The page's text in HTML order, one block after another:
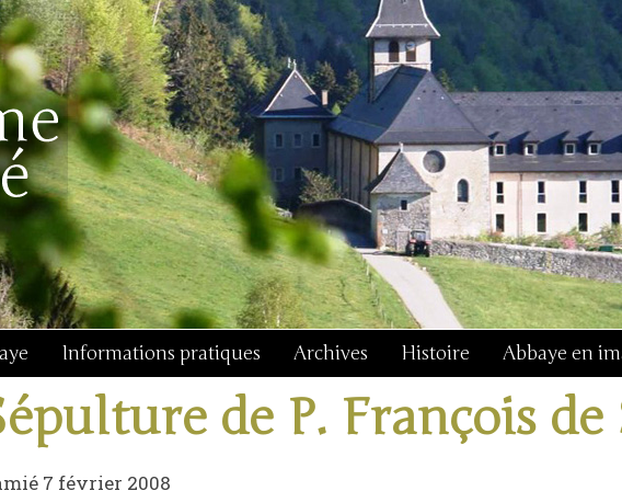
Informations pratiques Archives Histoire Abbaye en
de P. François de
7 février 2008